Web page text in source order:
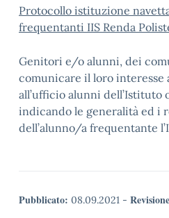
Protocollo istituzione
frequentanti IIS Renda
Genitori e/o alunni, dei
comunicare il loro interesse
all’ufficio alunni dell’Istituto
indicando le generalità ed i
dell’alunno/a frequentante
Pubblicato: 08.09.2021 -